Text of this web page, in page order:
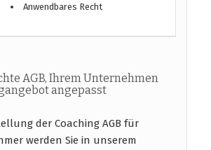
Anwendbares Recht
AGB, Ihrem Unternehmen
angepasst
der Coaching AGB für
werden Sie in unserem